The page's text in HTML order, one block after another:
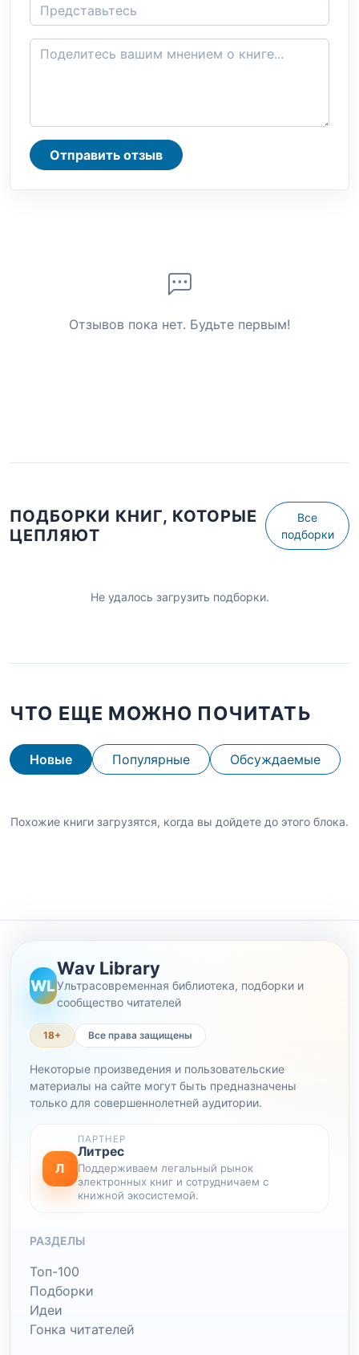
Отправить отзыв
Отзывов пока нет. Будьте первым!
ПОДБОРКИ КНИГ, КОТОРЫЕ
ЦЕПЛЯЮТ
Все
подборки
Не удалось загрузить подборки.
ЧТО ЕЩЕ МОЖНО ПОЧИТАТЬ
Новые Популярные Обсуждаемые
Похожие книги загрузятся, когда вы дойдете до этого блока.
WL
Wav Library
Ультрасовременная библиотека, подборки и
сообщество читателей
18+ Все права защищены
Некоторые произведения и пользовательские
материалы на сайте могут быть предназначены
только для совершеннолетней аудитории.
Л
ПАРТНЕР
Литрес
Поддерживаем легальный рынок
электронных книг и сотрудничаем с
книжной экосистемой.
РАЗДЕЛЫ
Топ-100
Подборки
Идеи
Гонка читателей